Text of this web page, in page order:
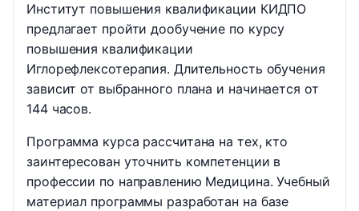
Институт повышения квалификации КИДПО
предлагает пройти дообучение по курсу
повышения квалификации
Иглорефлексотерапия. Длительность обучения
зависит от выбранного плана и начинается от
144 часов.
Программа курса рассчитана на тех, кто
заинтересован уточнить компетенции в
профессии по направлению Медицина. Учебный
материал программы разработан на базе